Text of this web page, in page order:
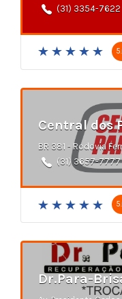
(31) 3354-7622
Central dos
(31) 3657-7777
Dr.Para-